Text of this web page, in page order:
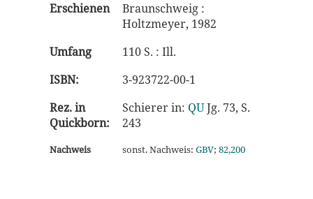
Erschienen
Braunschweig :
Holtzmeyer, 1982
Umfang
110 S. : Ill.
ISBN:
3-923722-00-1
Rez. in
Quickborn:
Schierer in: QUJg. 73, S.
243
Nachweis sonst. Nachweis: GBV; 82,200